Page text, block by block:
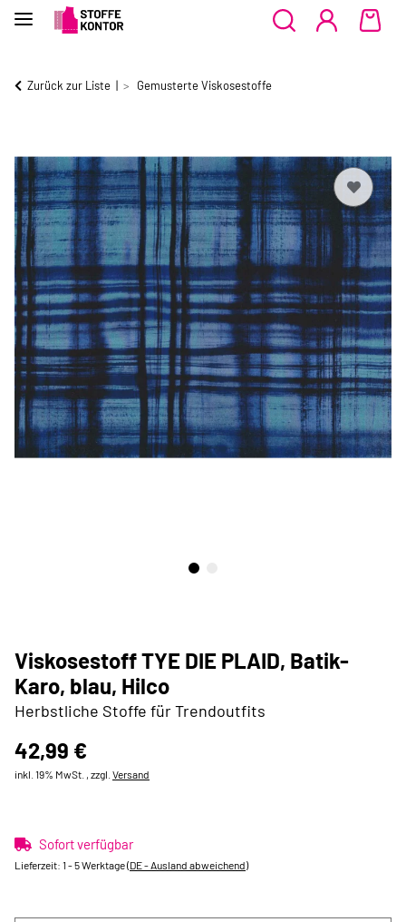
Zurück zur Liste Gemusterte Viskosestoffe
Viskosestoff TYE DIE PLAID, Batik-
Karo, blau, Hilco
Herbstliche Stoffe für Trendoutfits
42,99 €
inkl. 19% MwSt. , zzgl. Versand
Sofort verfügbar
Lieferzeit: 1 - 5 Werktage(DE - Ausland abweichend)